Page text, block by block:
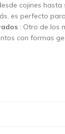
cojines
es perfecto
: Otro de los
con formas